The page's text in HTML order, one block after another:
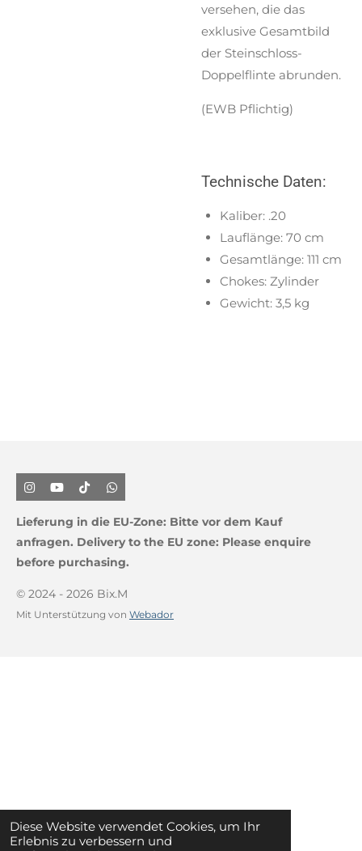
Diese Website verwendet Cookies, um Ihr
Erlebnis zu verbessern und
versehen, die das
exklusive Gesamtbild
der Steinschloss-
Doppelflinte abrunden.
(EWB Pflichtig)
Technische Daten:
Kaliber: .20
Lauflänge: 70 cm
Gesamtlänge: 111 cm
Chokes: Zylinder
Gewicht: 3,5 kg
I
n
t
a
r
m
Y
o
T
u
e
T
i
T
o
W
h
a
t
s
p
Lieferung in die EU-Zone: Bitte vor dem Kauf
anfragen. Delivery to the EU zone: Please enquire
before purchasing.
© 2024 - 2026 Bix.M
Mit Unterstützung von Webador